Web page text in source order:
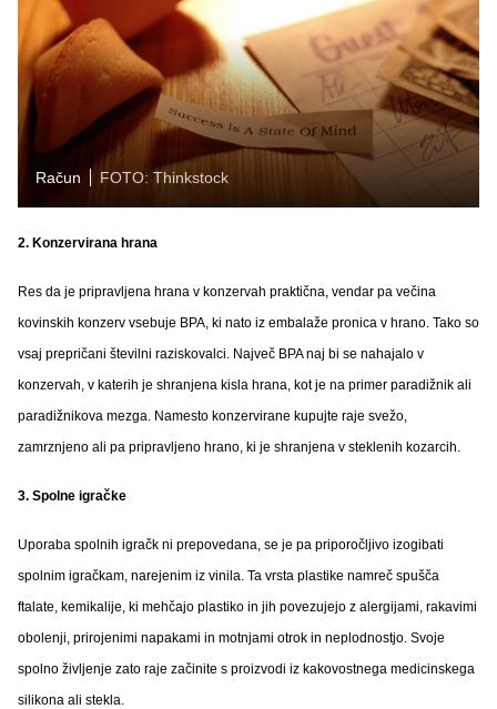
Račun FOTO: Thinkstock
2. Konzervirana hrana
Res da je pripravljena hrana v konzervah praktična, vendar pa večina
kovinskih konzerv vsebuje BPA, ki nato iz embalaže pronica v hrano. Tako so
vsaj prepričani številni raziskovalci. Največ BPA naj bi se nahajalo v
konzervah, v katerih je shranjena kisla hrana, kot je na primer paradižnik ali
paradižnikova mezga. Namesto konzervirane kupujte raje svežo,
zamrznjeno ali pa pripravljeno hrano, ki je shranjena v steklenih kozarcih.
3. Spolne igračke
Uporaba spolnih igračk ni prepovedana, se je pa priporočljivo izogibati
spolnim igračkam, narejenim iz vinila. Ta vrsta plastike namreč spušča
ftalate, kemikalije, ki mehčajo plastiko in jih povezujejo z alergijami, rakavimi
obolenji, prirojenimi napakami in motnjami otrok in neplodnostjo. Svoje
spolno življenje zato raje začinite s proizvodi iz kakovostnega medicinskega
silikona ali stekla.